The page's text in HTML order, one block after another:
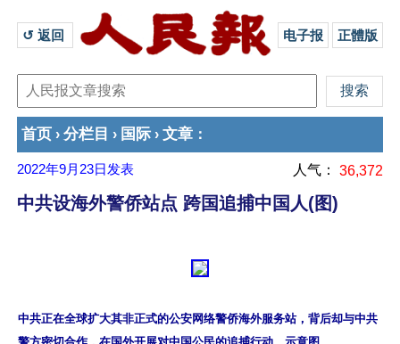
↺ 返回 电子报 正體版
首页 › 分栏目 › 国际 › 文章 ：
2022年9月23日 发表 人气： 36,372
中共设海外警侨站点 跨国追捕中国人(图)
中共正在全球扩大其非正式的公安网络警侨海外服务站，背后却与中共